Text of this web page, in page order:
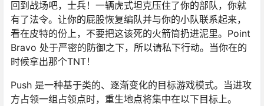
回到战场吧，士兵！一辆虎式坦克压住了你的部队，你就
有了法令。让你的屁股恢复编队并与你的小队联系起来，
看在皮特的份上，不要把这该死的火箭筒扔进泥里。Point
Bravo 处于严密的防御之下，所以请私下行动。当你在的
时候拿出那个TNT！
Push 是一种基于类的、逐渐变化的目标游戏模式。当进攻
方占领一组占领点时，重生地点将集中在以下目标上。